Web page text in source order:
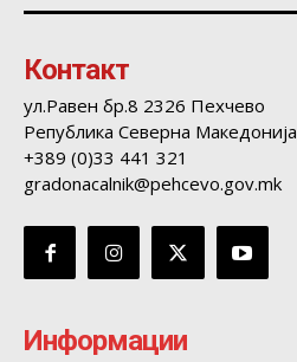
Контакт
ул.Равен бр.8 2326 Пехчево
Република Северна Македонија
+389 (0)33 441 321
gradonacalnik@pehcevo.gov.mk
Информации